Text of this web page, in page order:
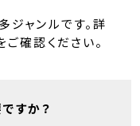
ジャンルです。詳
確認ください。
すか？